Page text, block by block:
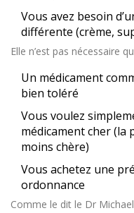
Vous avez besoin
différente (crème,
Elle n’est pas nécessaire
Un médicament
bien toléré
Vous voulez
médicament cher (la
moins chère)
Vous achetez une
ordonnance
Comme le dit le Dr